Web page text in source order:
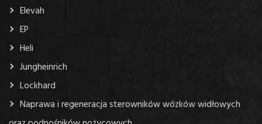
Elevah
EP
Heli
Jungheinrich
Lockhard
Naprawa i regeneracja sterowników wózków widłowych